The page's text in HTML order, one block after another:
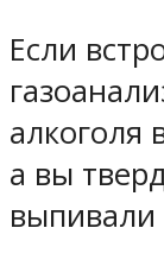
Если
алкоголя
а вы
выпивали